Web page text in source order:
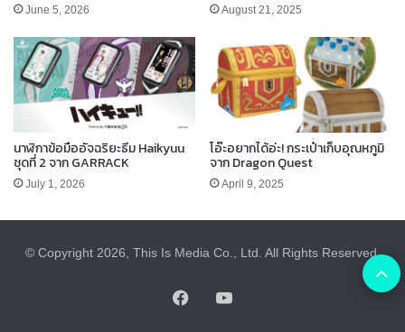
June 5, 2026 August 21, 2025
นาฬิกาข้อมืออัจฉริยะธีม Haikyuu
ชุดที่ 2 จาก GARRACK
July 1, 2026
โอ๊ะอยากได้อ่ะ! กระเป๋าเก็บอุณหภูมิ
จาก Dragon Quest
April 9, 2025
© Copyright 2026, This Is Media Co., Ltd. All Rights Reserved.
FacebookYouTube